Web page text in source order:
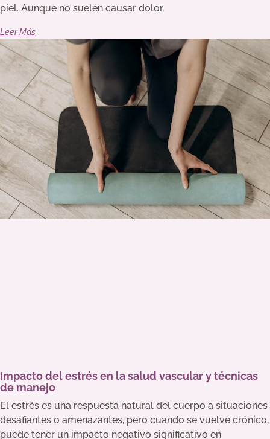
piel. Aunque no suelen causar dolor,
Leer Más
Impacto del estrés en la salud vascular y técnicas
de manejo
El estrés es una respuesta natural del cuerpo a situaciones
desafiantes o amenazantes, pero cuando se vuelve crónico,
puede tener un impacto negativo significativo en